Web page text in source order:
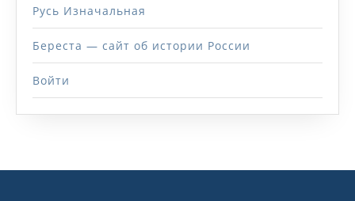
Русь Изначальная
Береста — сайт об истории России
Войти